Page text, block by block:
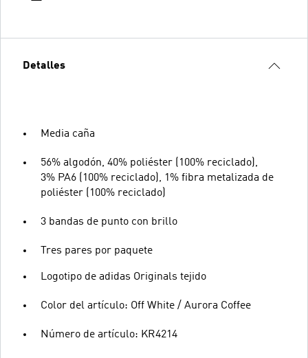
Detalles
Media caña
56% algodón, 40% poliéster (100% reciclado),
3% PA6 (100% reciclado), 1% fibra metalizada de
poliéster (100% reciclado)
3 bandas de punto con brillo
Tres pares por paquete
Logotipo de adidas Originals tejido
Color del artículo: Off White / Aurora Coffee
Número de artículo: KR4214